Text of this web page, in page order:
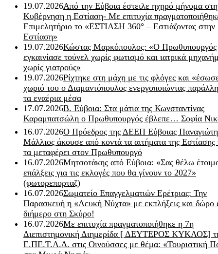
19.07.2026Από την Εύβοια έστειλε ηχηρό μήνυμα
Κυβέρνηση η Εστίαση- Με επιτυχία
Επιμελητήριο το «ΕΣΤΙΑΣΗ 360° – Εστιάζοντας στην
Εστίαση»
19.07.2026Κώστας Μαρκόπουλος: «Ο Πρωθυπουργός
εγκαινίασε τούνελ χωρίς φωτισμό και ιατρικά
χωρίς γιατρούς»
19.07.2026Ρίχτηκε στη μάχη με τις φλόγες και
χωριό του ο Διαμαντόπουλος ενεργοποιώντας
τα εναέρια μέσα
17.07.2026Β. Εύβοια: Στα μάτια της Κωνσταντίνας
Καραμπατσώλη ο Πρωθυπουργός έβλεπε… Σοφία
16.07.2026Ο Πρόεδρος της ΔΕΕΠ Εύβοιας
Μάλλιος άκουσε από κοντά τα αιτήματα της Εστίασης
τα μεταφέρει στον Πρωθυπουργό
16.07.2026Μητσοτάκης από Εύβοια: «Σας θέλω
επάλξεις για τις εκλογές που θα γίνουν το 2027»
(φωτορεπορταζ)
16.07.2026Σωματείο Επαγγελματιών Ερέτριας: Την
Παρασκευή η «Λευκή Νύχτα» με εκπλήξεις και δώρο
διήμερο στη Σκύρο!
16.07.2026Με επιτυχία πραγματοποιήθηκε η 7η
Διεπιστημονική Διημερίδα [ ΔEYΤΕΡΟΣ ΚΥΚΛΟΣ]
Ε.ΠΕ.Τ.Α.Δ. στις Οινούσσες με θέμα: «Τουριστική